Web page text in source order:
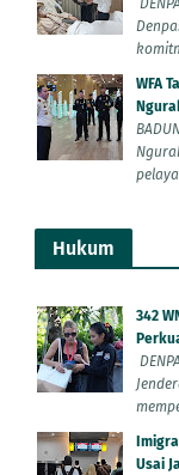
WFA
Hukum
342
Usai